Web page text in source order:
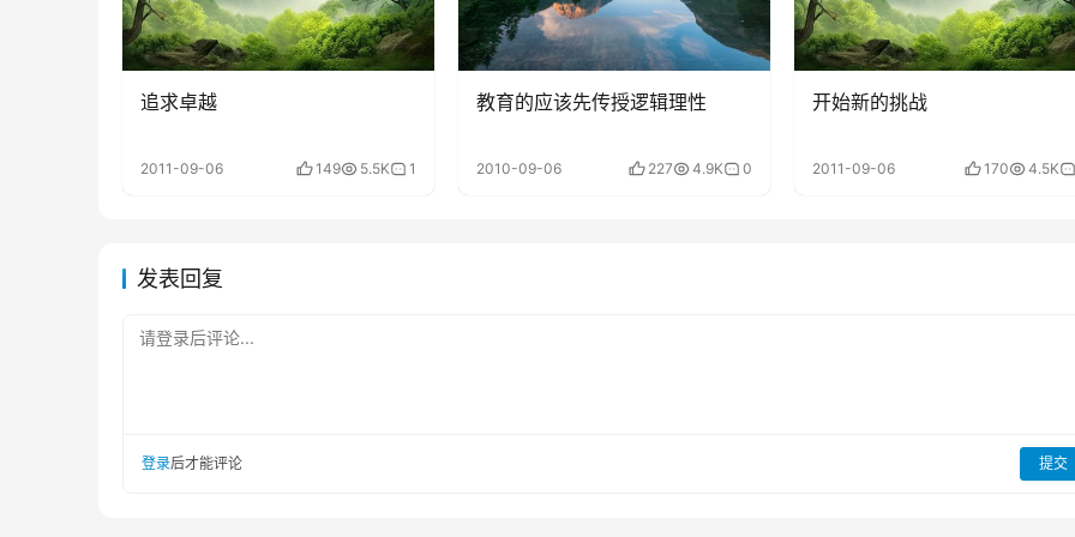
追求卓越
2011-09-06 149 5.5K 1
教育的应该先传授逻辑理性
2010-09-06 227 4.9K 0
开始新的挑战
2011-09-06 170 4.5K
发表回复
请登录后评论...
登录后才能评论 提交